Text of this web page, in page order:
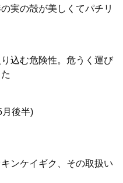
実の殻が美しくてパチリ
込む危険性。危うく運び
後半)
ンケイギク、その取扱い